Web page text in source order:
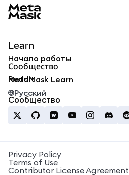
Learn
Начало работы
MetaMask Learn
Сообщество
Reddit
Сообщество
Русский
Privacy Policy
Terms of Use
Contributor License Agreement